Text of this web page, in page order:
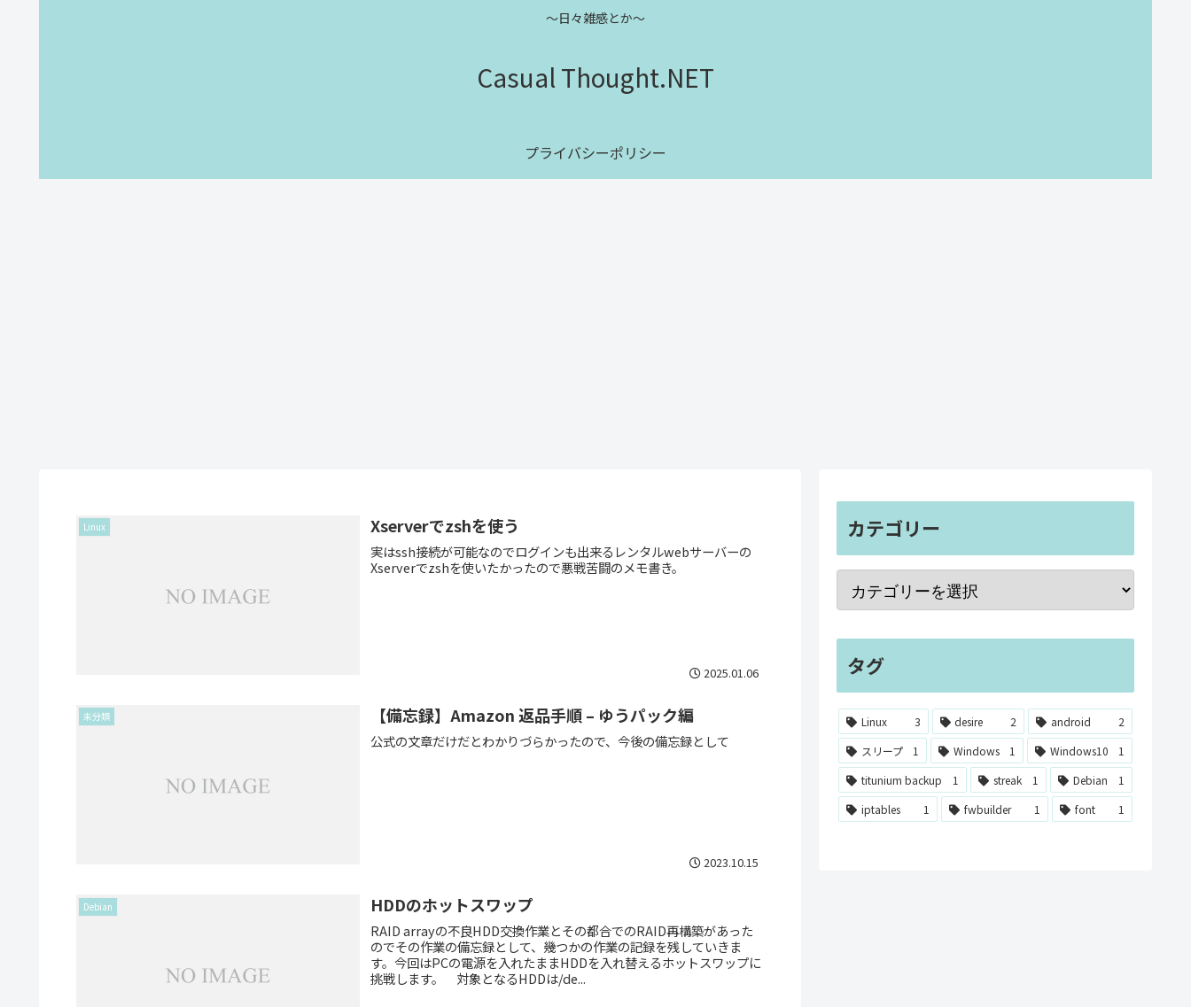
～日々雑感とか～
Casual Thought.NET
プライバシーポリシー
Linux Xserverでzshを使う
実はssh接続が可能なのでログインも出来るレンタルwebサーバーの
Xserverでzshを使いたかったので悪戦苦闘のメモ書き。
2025.01.06
未分類 【備忘録】Amazon 返品手順 – ゆうパック編
公式の文章だけだとわかりづらかったので、今後の備忘録として
2023.10.15
Debian HDDのホットスワップ
RAID arrayの不良HDD交換作業とその都合でのRAID再構築があった
のでその作業の備忘録として、幾つかの作業の記録を残していきま
す。今回はPCの電源を入れたままHDDを入れ替えるホットスワップに
挑戦します。 対象となるHDDは/de...
カテゴリー
タグ
Linux 3 desire 2 android
2
スリープ
1 Windows 1 Windows10
1
titunium backup
1 streak 1 Debian
1
iptables
1 fwbuilder 1 font 1